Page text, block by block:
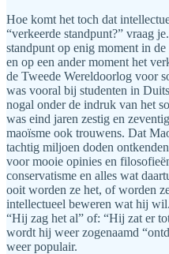
Hoe komt het toch dat
“verkeerde standpunt?” vraag
standpunt op enig moment in
en op een ander moment het
de Tweede Wereldoorlog voor
was vooral bij studenten in
nogal onder de indruk van het
was eind jaren zestig en
maoïsme ook trouwens. Dat
tachtig miljoen doden
voor mooie opinies en
conservatisme en alles wat
ooit worden ze het, of worden
intellectueel beweren wat hij
“Hij zag het al” of: “Hij zat er
wordt hij weer zogenaamd
weer populair.